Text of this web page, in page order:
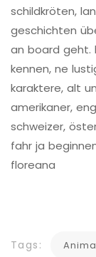
schildkröten,
geschichten
an board geht.
kennen, ne
karaktere, alt
amerikaner,
schweizer,
fahr ja
floreana
Tags: